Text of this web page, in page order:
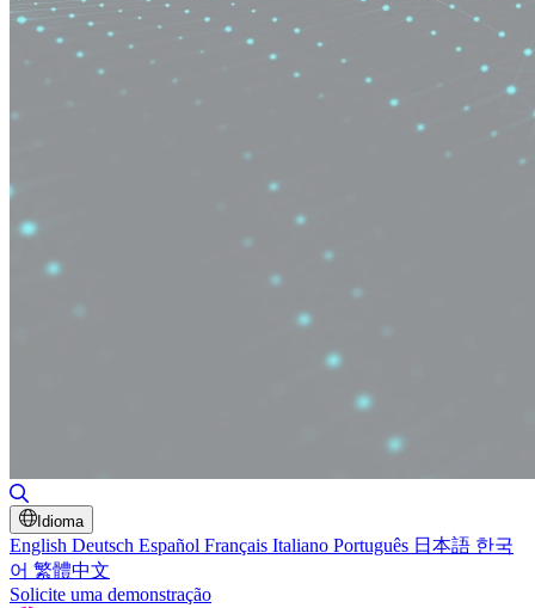
Idioma
English Deutsch Español Français Italiano Português 日本語 한국
어 繁體中文
Solicite uma demonstração